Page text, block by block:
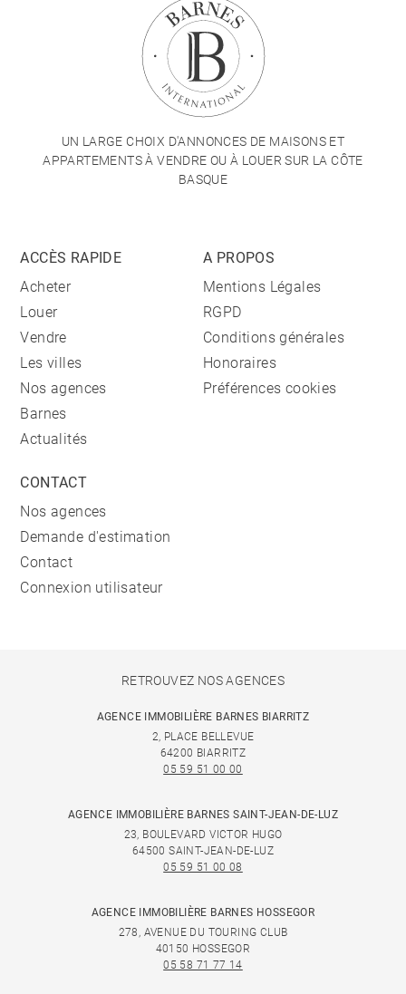
UN LARGE CHOIX D'ANNONCES DE MAISONS ET
APPARTEMENTS À VENDRE OU À LOUER SUR LA CÔTE
BASQUE
ACCÈS RAPIDE
Acheter
Louer
Vendre
Les villes
Nos agences
Barnes
Actualités
A PROPOS
Mentions Légales
RGPD
Conditions générales
Honoraires
Préférences cookies
CONTACT
Nos agences
Demande d'estimation
Contact
Connexion utilisateur
RETROUVEZ NOS AGENCES
AGENCE IMMOBILIÈRE BARNES BIARRITZ
2, PLACE BELLEVUE
64200 BIARRITZ
05 59 51 00 00
AGENCE IMMOBILIÈRE BARNES SAINT-JEAN-DE-LUZ
23, BOULEVARD VICTOR HUGO
64500 SAINT-JEAN-DE-LUZ
05 59 51 00 08
AGENCE IMMOBILIÈRE BARNES HOSSEGOR
278, AVENUE DU TOURING CLUB
40150 HOSSEGOR
05 58 71 77 14